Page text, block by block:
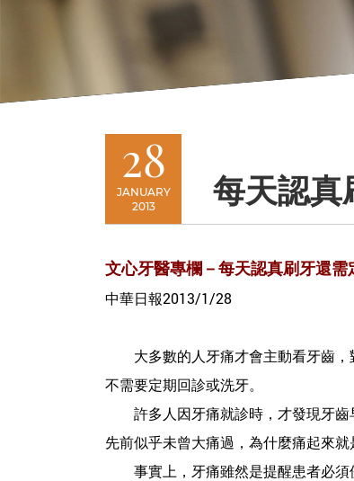
28
JANUARY
2013
每天認真
文心牙醫專欄－每天認真刷牙還需
中華日報2013/1/28
大多數的人牙痛才會主動看牙齒，
不需要定期回診或洗牙。
許多人因牙痛就診時，才發現牙齒
先前似乎未曾大痛過，為什麼痛起來
事實上，牙痛雖然是提醒患者必須